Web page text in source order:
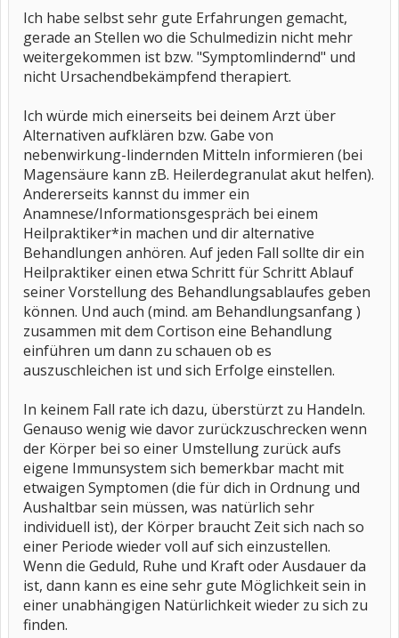
Ich habe selbst sehr gute Erfahrungen gemacht,
gerade an Stellen wo die Schulmedizin nicht mehr
weitergekommen ist bzw. "Symptomlindernd" und
nicht Ursachendbekämpfend therapiert.
Ich würde mich einerseits bei deinem Arzt über
Alternativen aufklären bzw. Gabe von
nebenwirkung-lindernden Mitteln informieren (bei
Magensäure kann zB. Heilerdegranulat akut helfen).
Andererseits kannst du immer ein
Anamnese/Informationsgespräch bei einem
Heilpraktiker*in machen und dir alternative
Behandlungen anhören. Auf jeden Fall sollte dir ein
Heilpraktiker einen etwa Schritt für Schritt Ablauf
seiner Vorstellung des Behandlungsablaufes geben
können. Und auch (mind. am Behandlungsanfang )
zusammen mit dem Cortison eine Behandlung
einführen um dann zu schauen ob es
auszuschleichen ist und sich Erfolge einstellen.
In keinem Fall rate ich dazu, überstürzt zu Handeln.
Genauso wenig wie davor zurückzuschrecken wenn
der Körper bei so einer Umstellung zurück aufs
eigene Immunsystem sich bemerkbar macht mit
etwaigen Symptomen (die für dich in Ordnung und
Aushaltbar sein müssen, was natürlich sehr
individuell ist), der Körper braucht Zeit sich nach so
einer Periode wieder voll auf sich einzustellen.
Wenn die Geduld, Ruhe und Kraft oder Ausdauer da
ist, dann kann es eine sehr gute Möglichkeit sein in
einer unabhängigen Natürlichkeit wieder zu sich zu
finden.